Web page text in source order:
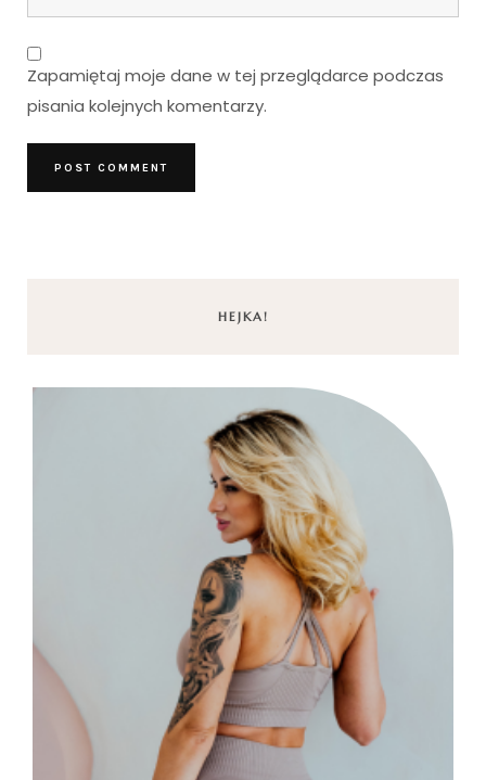
Zapamiętaj moje dane w tej przeglądarce podczas
pisania kolejnych komentarzy.
HEJKA!